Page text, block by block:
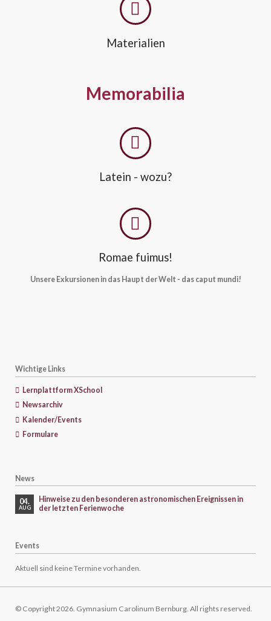
Materialien
Memorabilia
Latein - wozu?
Romae fuimus!
Unsere Exkursionen in das Haupt der Welt - das caput mundi!
Wichtige Links
Lernplattform XSchool
Newsarchiv
Kalender/Events
Formulare
News
04.
AUG
Hinweise zu den besonderen astronomischen Ereignissen in
der letzten Ferienwoche
Events
Aktuell sind keine Termine vorhanden.
© Copyright 2026. Gymnasium Carolinum Bernburg. All rights reserved.